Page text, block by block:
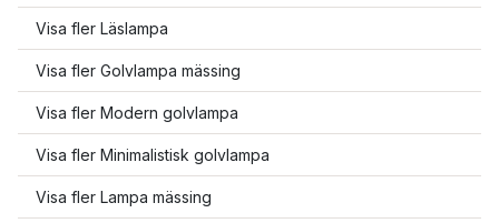
Visa fler Läslampa
Visa fler Golvlampa mässing
Visa fler Modern golvlampa
Visa fler Minimalistisk golvlampa
Visa fler Lampa mässing